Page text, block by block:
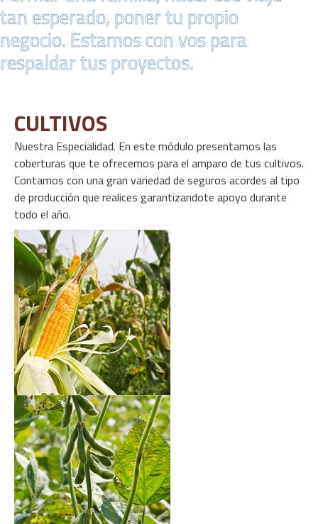
tan esperado, poner tu propio
negocio. Estamos con vos para
respaldar tus proyectos.
CULTIVOS
Nuestra Especialidad. En este módulo presentamos las
coberturas que te ofrecemos para el amparo de tus cultivos.
Contamos con una gran variedad de seguros acordes al tipo
de producción que realices garantizandote apoyo durante
todo el año.